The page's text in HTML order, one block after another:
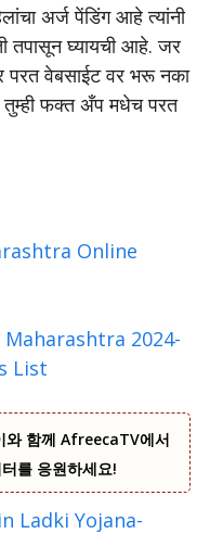
अर्ज पेंडिंग आहे त्यांनी
तपासून घ्यायची आहे. जर
वेबसाईट वर भरू नका
तुम्ही फक्त अँप मधेच परत
Online
Maharashtra 2024-
List
와 함께 AfreecaTV에서
를 응원하세요!
Ladki Yojana-